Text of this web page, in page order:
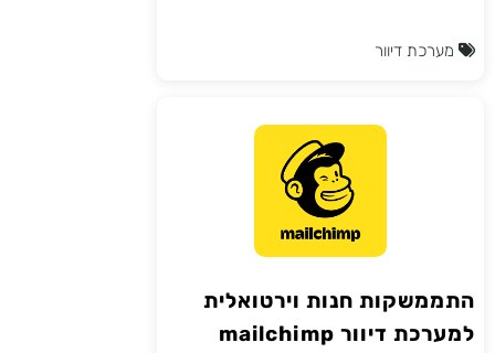
מערכת דיוור
התממשקות חנות וירטואלית
למערכת דיוור mailchimp